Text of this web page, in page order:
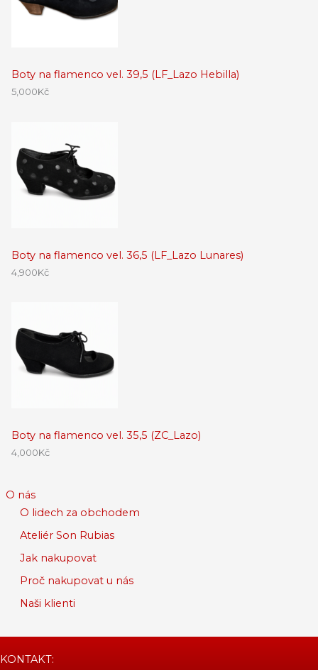
Boty na flamenco vel. 39,5 (LF_Lazo Hebilla)
5,000Kč
Boty na flamenco vel. 36,5 (LF_Lazo Lunares)
4,900Kč
Boty na flamenco vel. 35,5 (ZC_Lazo)
4,000Kč
O nás
O lidech za obchodem
Ateliér Son Rubias
Jak nakupovat
Proč nakupovat u nás
Naši klienti
KONTAKT: